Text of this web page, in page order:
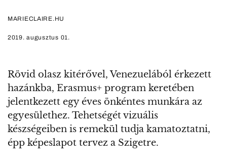
MARIECLAIRE.HU
2019. augusztus 01.
Rövid olasz kitérővel, Venezuelából érkezett
hazánkba, Erasmus+ program keretében
jelentkezett egy éves önkéntes munkára az
egyesülethez. Tehetségét vizuális
készségeiben is remekül tudja kamatoztatni,
épp képeslapot tervez a Szigetre.